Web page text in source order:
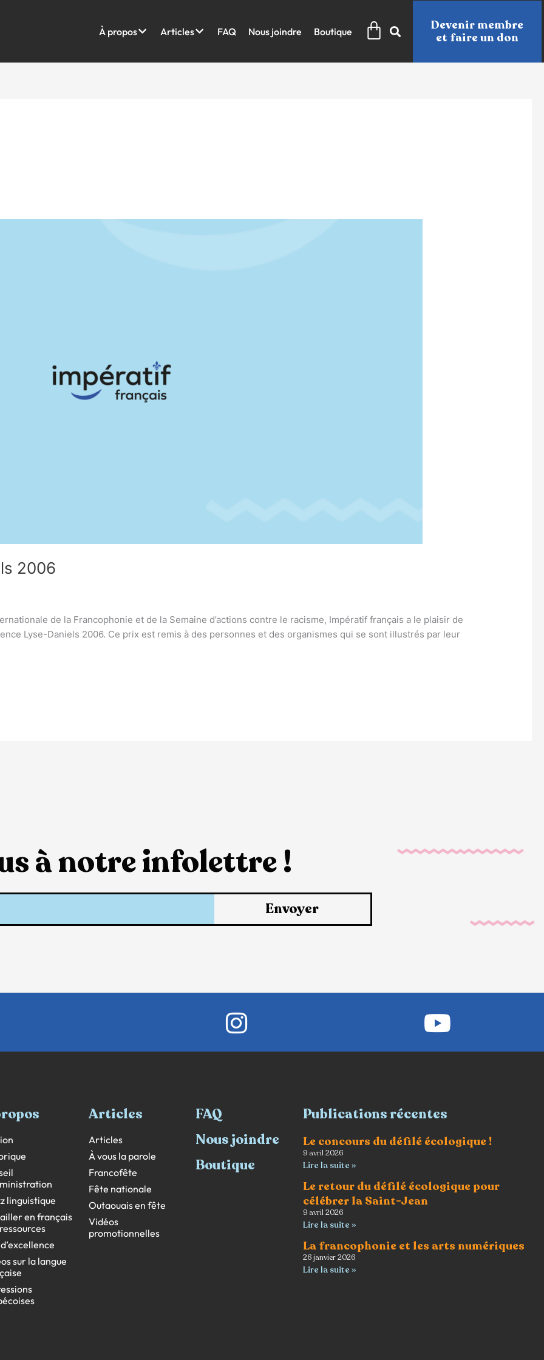
À propos Articles FAQ Nous joindre Boutique Panier
Devenir membre
et faire un don
2006
de la Francophonie et de la Semaine d’actions contre le racisme, Impératif français a le plaisir de
Lyse-Daniels 2006. Ce prix est remis à des personnes et des organismes qui se sont illustrés par leur
à notre infolettre !
Envoyer
linguistique
en français
sur la langue
Articles
Articles
À vous la parole
Francofête
Fête nationale
Outaouais en fête
Vidéos
promotionnelles
FAQ
Nous joindre
Boutique
Publications récentes
Le concours du défilé écologique !
9 avril 2026
Lire la suite »
Le retour du défilé écologique pour
célébrer la Saint-Jean
9 avril 2026
Lire la suite »
La francophonie et les arts numériques
26 janvier 2026
Lire la suite »